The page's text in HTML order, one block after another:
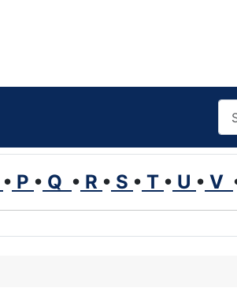
• P • Q • R • S • T • U • V